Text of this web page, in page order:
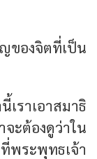
องจิตที่เป็น
ราเอาสมาธิ
จะต้องดูว่าใน
พระพุทธเจ้า